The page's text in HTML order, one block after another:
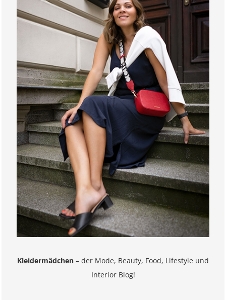
Kleidermädchen – der Mode, Beauty, Food, Lifestyle und
Interior Blog!